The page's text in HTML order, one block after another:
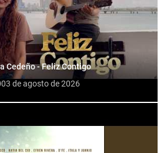
Cedeño - Feliz Contigo
03 de agosto de 2026